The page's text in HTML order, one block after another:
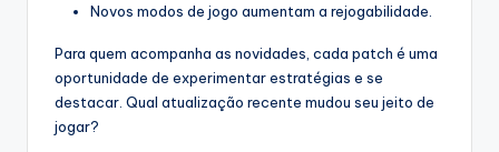
Novos modos de jogo aumentam a rejogabilidade.
Para quem acompanha as novidades, cada patch é uma
oportunidade de experimentar estratégias e se
destacar. Qual atualização recente mudou seu jeito de
jogar?